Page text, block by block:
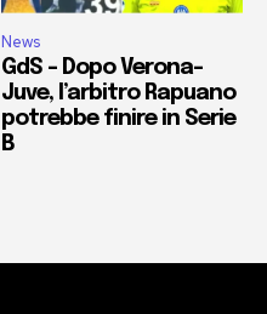
News
GdS – Dopo Verona-
Juve, l’arbitro Rapuano
potrebbe finire in Serie
B